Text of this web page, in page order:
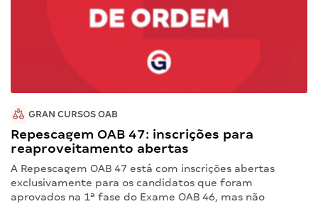
GRAN CURSOS OAB
Repescagem OAB 47: inscrições para
reaproveitamento abertas
A Repescagem OAB 47 está com inscrições abertas
exclusivamente para os candidatos que foram
aprovados na 1ª fase do Exame OAB 46, mas não